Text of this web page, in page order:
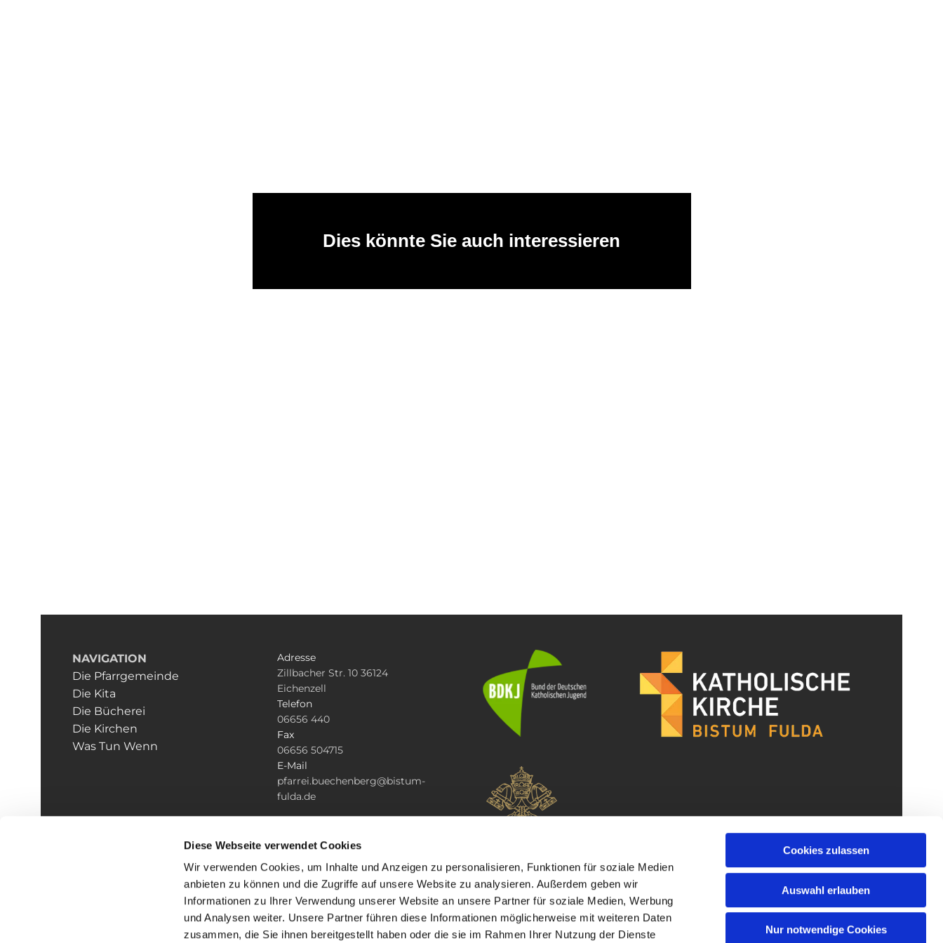
Diese Webseite verwendet Cookies
Wir verwenden Cookies, um Inhalte und Anzeigen zu personalisieren, Funktionen für soziale Medien
anbieten zu können und die Zugriffe auf unsere Website zu analysieren. Außerdem geben wir
Informationen zu Ihrer Verwendung unserer Website an unsere Partner für soziale Medien, Werbung
und Analysen weiter. Unsere Partner führen diese Informationen möglicherweise mit weiteren Daten
zusammen, die Sie ihnen bereitgestellt haben oder die sie im Rahmen Ihrer Nutzung der Dienste
Cookies zulassen
Auswahl erlauben
Nur notwendige Cookies
Dies könnte Sie auch interessieren
NAVIGATION
Die Pfarrgemeinde
Die Kita
Die Bücherei
Die Kirchen
Was Tun Wenn
Adresse
Zillbacher Str. 10 36124
Eichenzell
Telefon
06656 440
Fax
06656 504715
E-Mail
pfarrei.buechenberg@bistum-
fulda.de
Impressum Datenschutzerklärung ChurchDesk-Login